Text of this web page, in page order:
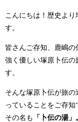
こんにちは！歴史よ
す。
皆さんご存知、鹿嶋の
強く優しい塚原卜伝の
す。
そんな塚原卜伝が旅
っていることをご存知
その名も
「卜伝の湯」。